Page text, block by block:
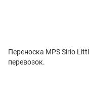
Переноска MPS Sirio
перевозок.